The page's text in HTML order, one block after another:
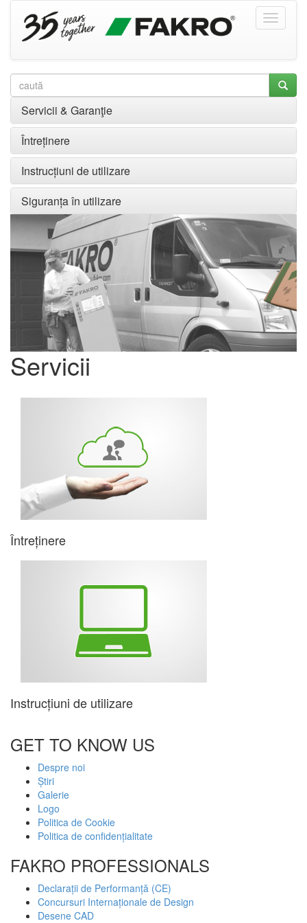
Servicii & Garanţie
Întreținere
Instrucțiuni de utilizare
Siguranța în utilizare
Servicii
Întreținere
Instrucțiuni de utilizare
GET TO KNOW US
Despre noi
Știri
Galerie
Logo
Politica de Cookie
Politica de confidențialitate
FAKRO PROFESSIONALS
Declarații de Performanță (CE)
Concursuri Internaționale de Design
Desene CAD